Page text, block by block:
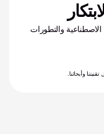
وأبحاثنا.